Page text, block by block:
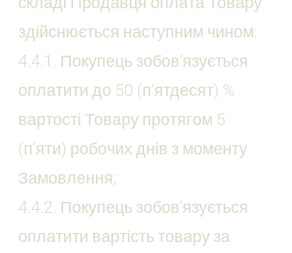
здійснюється наступним чином:
4.4.1. Покупець зобов’язується
оплатити до 50 (п’ятдесят) %
вартості Товару протягом 5
(п’яти) робочих днів з моменту
Замовлення;
4.4.2. Покупець зобов’язується
оплатити вартість товару за